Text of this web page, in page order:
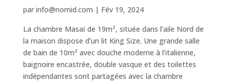
par info@nomid.com | Fév 19, 2024
La chambre Masaï de 19m², située dans l’aile Nord de
la maison dispose d’un lit King Size. Une grande salle
de bain de 10m² avec douche moderne à l’italienne,
baignoire encastrée, double vasque et des toilettes
indépendantes sont partagées avec la chambre